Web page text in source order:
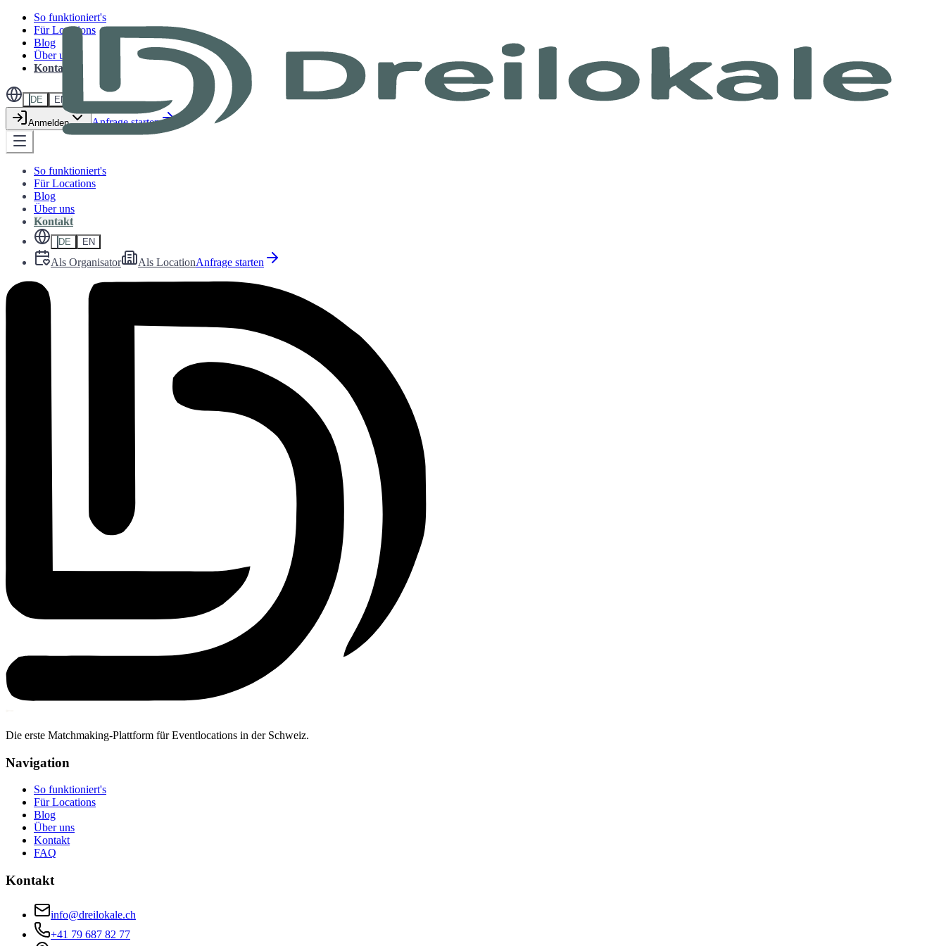
So funktioniert's
Für Locations
Blog
Über uns
Kontakt
DE EN
Anmelden Anfrage starten
So funktioniert's
Für Locations
Blog
Über uns
Kontakt
DE EN
Als Organisator Als LocationAnfrage starten
Die erste Matchmaking-Plattform für Eventlocations in der Schweiz.
Navigation
So funktioniert's
Für Locations
Blog
Über uns
Kontakt
FAQ
Kontakt
info@dreilokale.ch
+41 79 687 82 77